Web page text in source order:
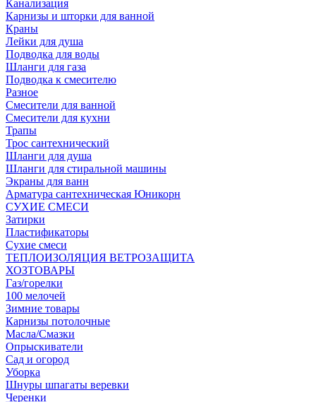
Канализация
Карнизы и шторки для ванной
Краны
Лейки для душа
Подводка для воды
Шланги для газа
Подводка к смесителю
Разное
Смесители для ванной
Смесители для кухни
Трапы
Трос сантехнический
Шланги для душа
Шланги для стиральной машины
Экраны для ванн
Арматура сантехническая Юникорн
СУХИЕ СМЕСИ
Затирки
Пластификаторы
Сухие смеси
ТЕПЛОИЗОЛЯЦИЯ ВЕТРОЗАЩИТА
ХОЗТОВАРЫ
Газ/горелки
100 мелочей
Зимние товары
Карнизы потолочные
Масла/Смазки
Опрыскиватели
Сад и огород
Уборка
Шнуры шпагаты веревки
Черенки